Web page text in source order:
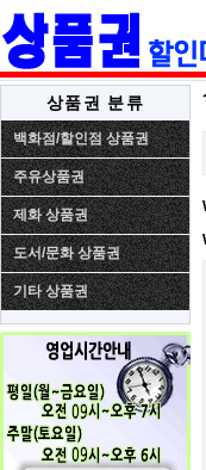
상품권 분류
백화점/할인점 상품권
주유상품권
제화 상품권
도서/문화 상품권
기타 상품권